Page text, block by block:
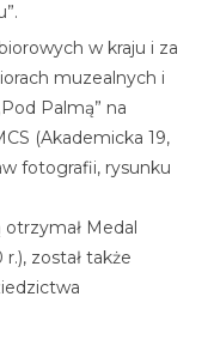
w kraju i za
muzealnych i
Palmą” na
(Akademicka 19,
fotografii, rysunku
otrzymał Medal
został także